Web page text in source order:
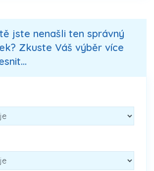
jste nenašli ten správný
Zkuste Váš výběr více